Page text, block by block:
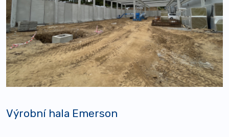
Výrobní hala Emerson